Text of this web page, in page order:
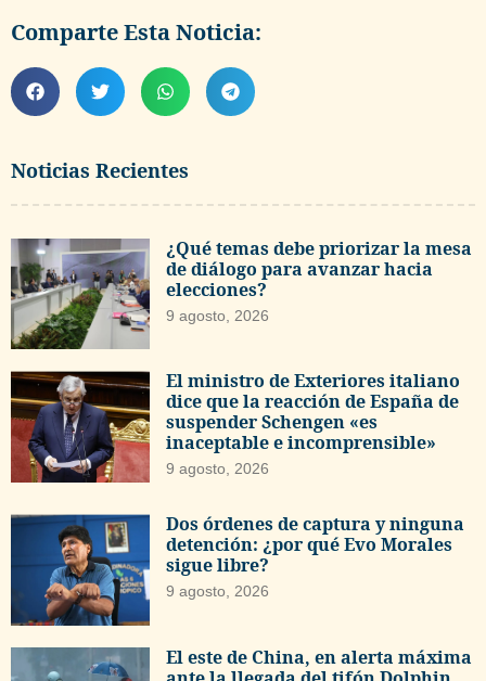
Noticias Recientes
¿Qué temas debe priorizar la mesa
de diálogo para avanzar hacia
elecciones?
9 agosto, 2026
El ministro de Exteriores italiano
dice que la reacción de España de
suspender Schengen «es
inaceptable e incomprensible»
9 agosto, 2026
Dos órdenes de captura y ninguna
detención: ¿por qué Evo Morales
sigue libre?
9 agosto, 2026
El este de China, en alerta máxima
Comparte Esta Noticia: